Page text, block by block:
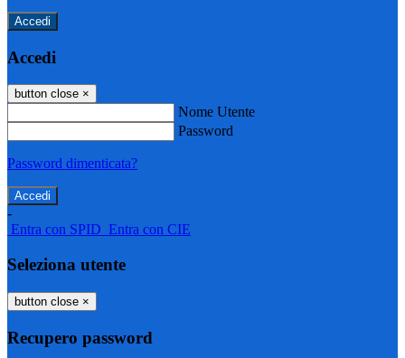
Accedi
Accedi
button close ×
Nome Utente
Password
Password dimenticata?
-
Entra con SPID Entra con CIE
Seleziona utente
button close ×
Recupero password